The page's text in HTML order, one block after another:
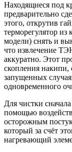
Находящиеся под
предварительно
этого, открутив
терморегулятор
модели) снять и
что извлечение
аккуратно. Этот
скопления
запущенных
одновременного
Для чистки
помощью
осторожным
который за счёт
нагревающий